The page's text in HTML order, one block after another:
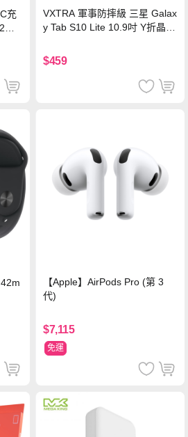
充
VXTRA 軍事防摔級 三星 Galax
y Tab S10 Lite 10.9吋 Y折晶透
$459
【Apple】AirPods Pro (第 3
代)
$7,115
免運